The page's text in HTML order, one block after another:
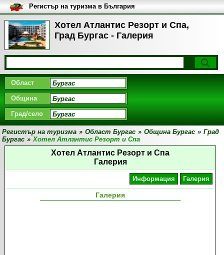
Хотел Атлантис Резорт и Спа,
Град Бургас - Галерия
Регистър на туризма в България
Област
Община
Град/село
Регистър на туризма » Област Бургас » Община Бургас » Град
Бургас » Хотел Атлантис Резорт и Спа
Хотел Атлантис Резорт и Спа
Галерия
Информация Галерия
Галерия